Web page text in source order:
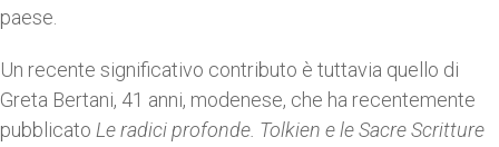
paese.
Un recente significativo contributo è tuttavia quello di
Greta Bertani, 41 anni, modenese, che ha recentemente
pubblicato Le radici profonde. Tolkien e le Sacre Scritture